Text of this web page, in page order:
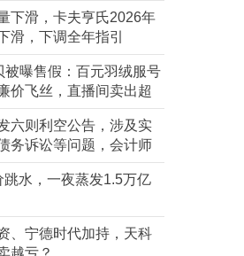
下滑，卡夫亨氏2026年
滑，下调全年指引
被曝售假：百元羽绒服号
价飞丝，直播间卖出超
六则利空公告，涉及实
务诉讼等问题，会计师
“保留意见”
跳水，一夜蒸发1.5万亿
、宁德时代加持，天科
越亏？